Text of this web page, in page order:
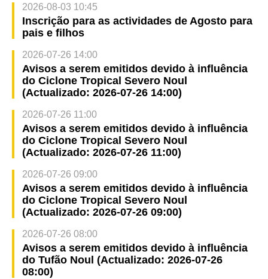
2026-08-03 10:45
Inscrição para as actividades de Agosto para
pais e filhos
2026-07-26 14:00
Avisos a serem emitidos devido à influência
do Ciclone Tropical Severo Noul
(Actualizado: 2026-07-26 14:00)
2026-07-26 11:00
Avisos a serem emitidos devido à influência
do Ciclone Tropical Severo Noul
(Actualizado: 2026-07-26 11:00)
2026-07-26 09:00
Avisos a serem emitidos devido à influência
do Ciclone Tropical Severo Noul
(Actualizado: 2026-07-26 09:00)
2026-07-26 08:00
Avisos a serem emitidos devido à influência
do Tufão Noul (Actualizado: 2026-07-26
08:00)